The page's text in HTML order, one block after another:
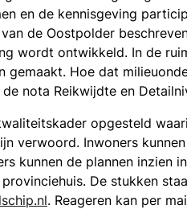
en de kennisgeving
de Oostpolder
wordt ontwikkeld. In de
gemaakt. Hoe dat
nota Reikwijdte en
opgesteld
verwoord. Inwoners
kunnen de plannen inzien
De stukken
. Reageren kan per